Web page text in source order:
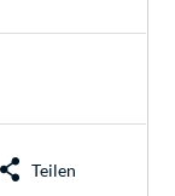
Teilen